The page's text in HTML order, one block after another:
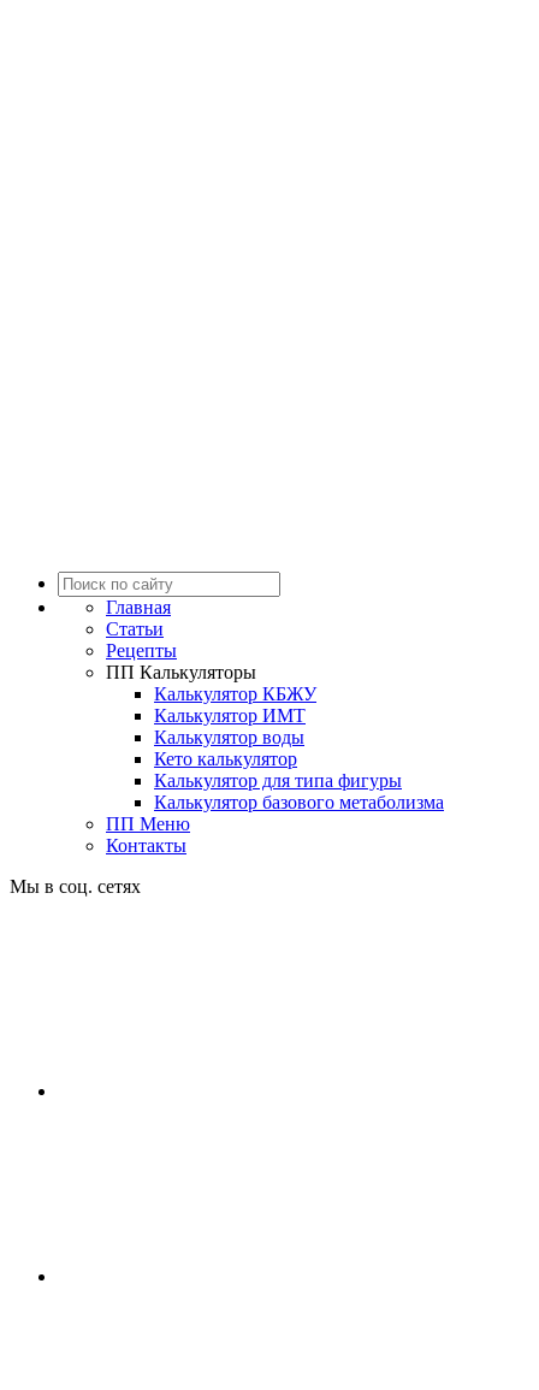
Главная
Статьи
Рецепты
ПП Калькуляторы
Калькулятор КБЖУ
Калькулятор ИМТ
Калькулятор воды
Кето калькулятор
Калькулятор для типа фигуры
Калькулятор базового метаболизма
ПП Меню
Контакты
Мы в соц. сетях